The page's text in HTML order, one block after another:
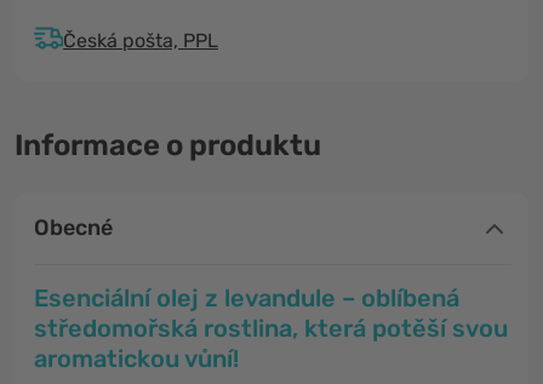
Česká pošta, PPL
Informace o produktu
Obecné
Esenciální olej z levandule – oblíbená
středomořská rostlina, která potěší svou
aromatickou vůní!